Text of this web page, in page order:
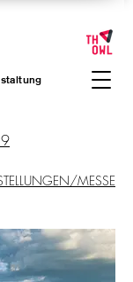
ltung
MESSE